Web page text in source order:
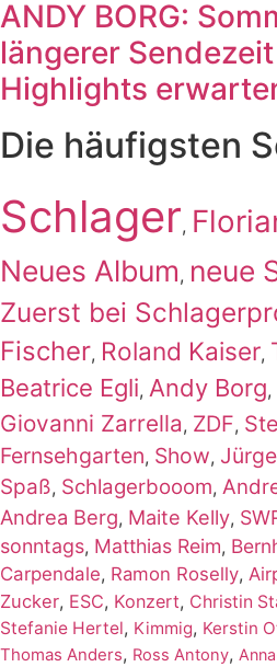
ANDY BORG:
längerer
Highlights
Die häufigsten
Schlager,
Neues Album, neue
Zuerst bei
Fischer, Roland Kaiser,
Beatrice Egli, Andy Borg,
Giovanni Zarrella, ZDF,
Fernsehgarten, Show,
Spaß, Schlagerbooom,
Andrea Berg, Maite Kelly,
sonntags, Matthias Reim,
Carpendale, Ramon Roselly,
Zucker, ESC, Konzert, Christin
Stefanie Hertel, Kimmig, Kerstin
Thomas Anders, Ross Antony,